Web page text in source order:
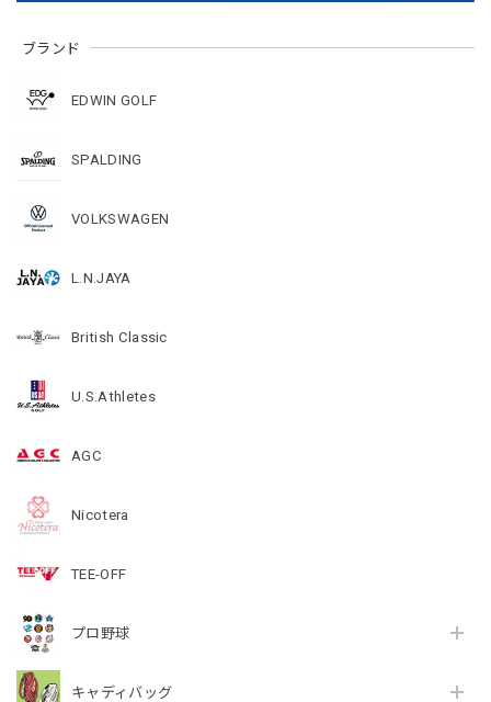
ブランド
EDWIN GOLF
SPALDING
VOLKSWAGEN
L.N.JAYA
British Classic
U.S.Athletes
AGC
Nicotera
TEE-OFF
プロ野球
キャディバッグ